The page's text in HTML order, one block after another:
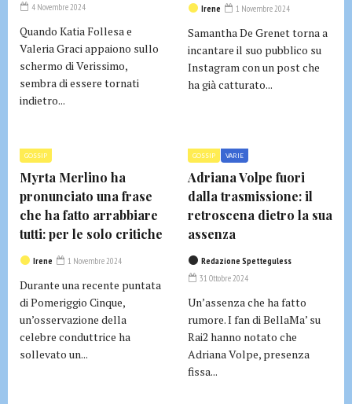
4 Novembre 2024
Quando Katia Follesa e
Valeria Graci appaiono sullo
schermo di Verissimo,
sembra di essere tornati
indietro...
Irene 1 Novembre 2024
Samantha De Grenet torna a
incantare il suo pubblico su
Instagram con un post che
ha già catturato...
GOSSIP
Myrta Merlino ha
pronunciato una frase
che ha fatto arrabbiare
tutti: per le solo critiche
Irene 1 Novembre 2024
Durante una recente puntata
di Pomeriggio Cinque,
un’osservazione della
celebre conduttrice ha
sollevato un...
GOSSIP VARIE
Adriana Volpe fuori
dalla trasmissione: il
retroscena dietro la sua
assenza
Redazione Spetteguless
31 Ottobre 2024
Un’assenza che ha fatto
rumore. I fan di BellaMa’ su
Rai2 hanno notato che
Adriana Volpe, presenza
fissa...